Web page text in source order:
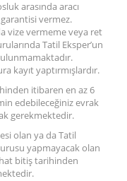
arasında aracı
vermez.
vize vermeme veya ret
Tatil Eksper’un
kayıt yaptırmışlardır.
itibaren en az 6
edebileceğiniz evrak
gerekmektedir.
olan ya da Tatil
yapmayacak olan
bitiş tarihinden